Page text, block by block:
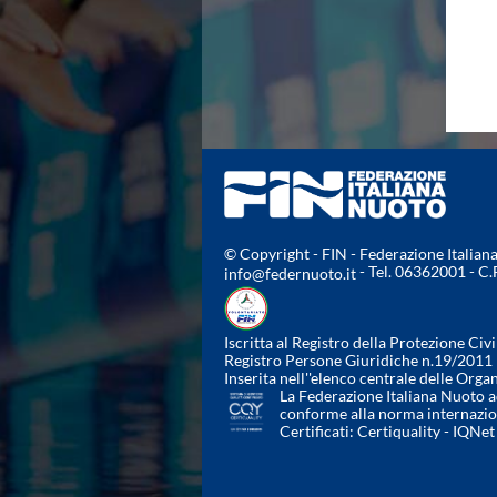
Campionato A2 Maschile
Campionato A2 Femminile
Campionato B Maschile
Storico Campionati 2003-2017
Finali Giovanili
Trofei delle Regioni
CoMeN Cup
News
Flash News
Waterpolo Channel
Tuffi
Eventi
Norme e documenti
Risultati e Classifiche
Azzurri
News
Flash News
Artistico
Eventi
Norme e documenti
© Copyright - FIN - Federazione
info@federnuoto.it- Tel. 06362001 -
Iscritta al Registro della Protezione
Registro Persone Giuridiche n.19/2011
Inserita nell''elenco centrale delle
La Federazione Italiana Nuoto
conforme alla norma
Certificati: Certiquality- IQNet